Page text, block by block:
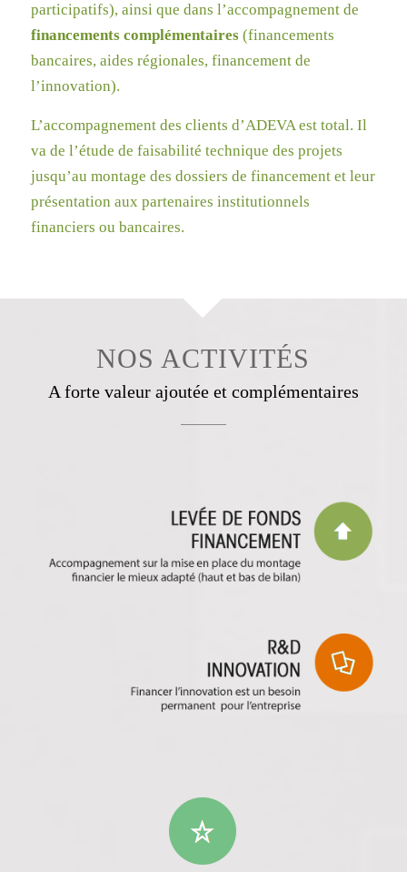
participatifs), ainsi que dans l’accompagnement de
financements complémentaires(financements
bancaires, aides régionales, financement de
l’innovation).
L’accompagnement des clients d’ADEVA est total. Il
va de l’étude de faisabilité technique des projets
jusqu’au montage des dossiers de financement et leur
présentation aux partenaires institutionnels
financiers ou bancaires.
NOS ACTIVITÉS
A forte valeur ajoutée et complémentaires